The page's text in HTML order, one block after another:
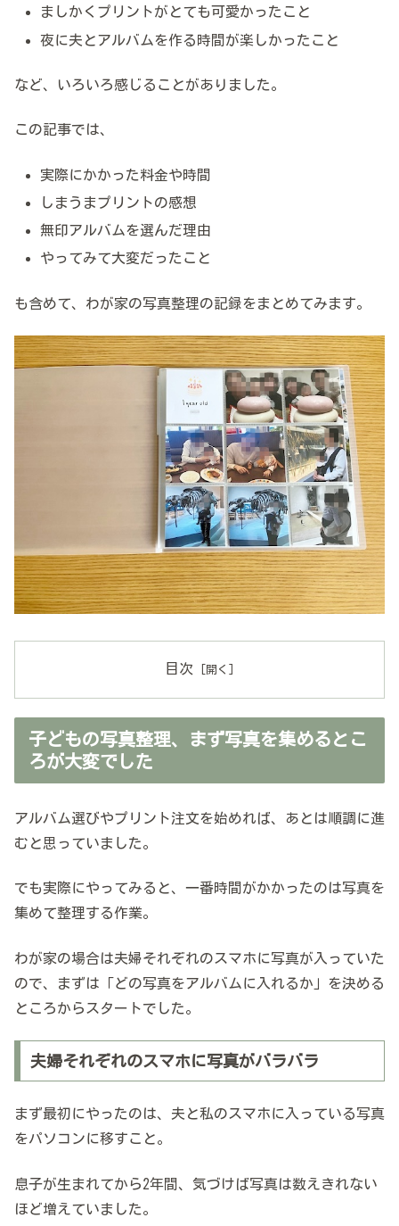
ましかくプリントがとても可愛かったこと
夜に夫とアルバムを作る時間が楽しかったこと
など、いろいろ感じることがありました。
この記事では、
実際にかかった料金や時間
しまうまプリントの感想
無印アルバムを選んだ理由
やってみて大変だったこと
も含めて、わが家の写真整理の記録をまとめてみます。
目次
子どもの写真整理、まず写真を集めるとこ
ろが大変でした
アルバム選びやプリント注文を始めれば、あとは順調に進
むと思っていました。
でも実際にやってみると、一番時間がかかったのは写真を
集めて整理する作業。
わが家の場合は夫婦それぞれのスマホに写真が入っていた
ので、まずは「どの写真をアルバムに入れるか」を決める
ところからスタートでした。
夫婦それぞれのスマホに写真がバラバラ
まず最初にやったのは、夫と私のスマホに入っている写真
をパソコンに移すこと。
息子が生まれてから2年間、気づけば写真は数えきれない
ほど増えていました。